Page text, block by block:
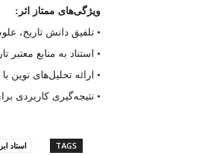
ویژگی‌های ممتاز اثر:
• تلفیق دانش تاریخ،
• استناد به منابع معتبر
• ارائه تحلیل‌های نوین
• نتیجه‌گیری کاربردی
TAGS استاد